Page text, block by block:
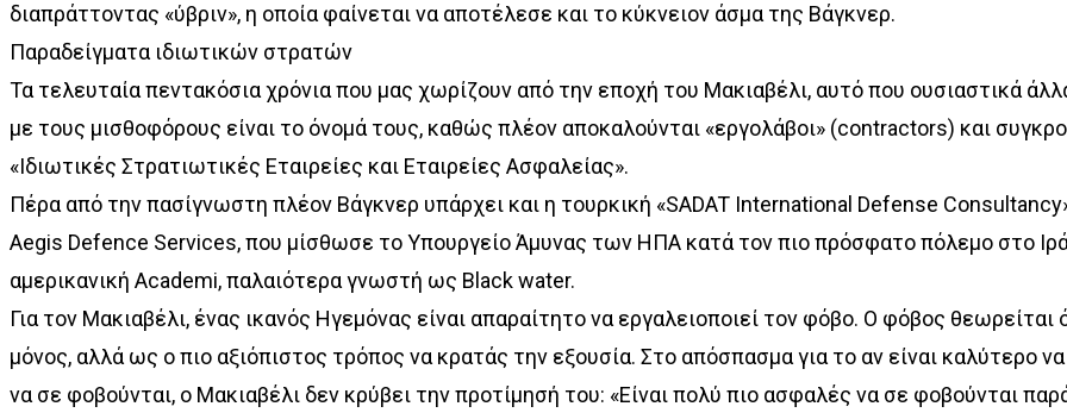
διαπράττοντας «ύβριν», η οποία φαίνεται να αποτέλεσε και το κύκνειον άσμα της Βάγκνερ.
Παραδείγματα ιδιωτικών στρατών
Τα τελευταία πεντακόσια χρόνια που μας χωρίζουν από την εποχή του Μακιαβέλι, αυτό που ουσιαστικά
µε τους µισθοφόρους είναι το όνοµά τους, καθώς πλέον αποκαλούνται «εργολάβοι» (contractors) και
«Ιδιωτικές Στρατιωτικές Εταιρείες και Εταιρείες Ασφαλείας».
Πέρα από την πασίγνωστη πλέον Βάγκνερ υπάρχει και η τουρκική «SADAT International Defense
Aegis Defence Services, που μίσθωσε το Υπουργείο Άμυνας των ΗΠΑ κατά τον πιο πρόσφατο πόλεμο στο
αμερικανική Academi, παλαιότερα γνωστή ως Black water.
Για τον Μακιαβέλι, ένας ικανός Ηγεμόνας είναι απαραίτητο να εργαλειοποιεί τον φόβο. Ο φόβος θεωρείται
μόνος, αλλά ως ο πιο αξιόπιστος τρόπος να κρατάς την εξουσία. Στο απόσπασμα για το αν είναι καλύτερο
να σε φοβούνται, ο Μακιαβέλι δεν κρύβει την προτίμησή του: «Είναι πολύ πιο ασφαλές να σε φοβούνται